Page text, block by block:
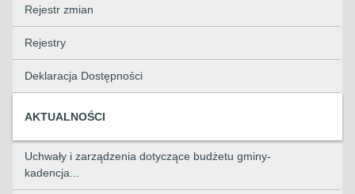
Rejestr zmian
Rejestry
Deklaracja Dostępności
AKTUALNOŚCI
Uchwały i zarządzenia dotyczące budżetu gminy-
kadencja...